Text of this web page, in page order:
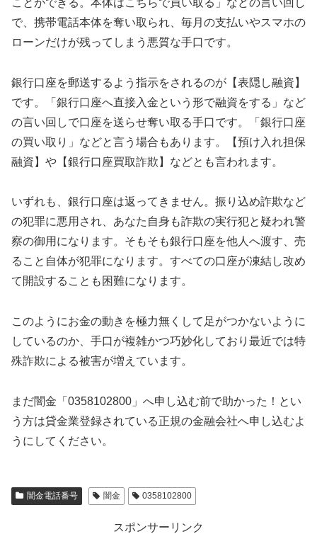
で、携帯電話本体を奪い取られ、毎月の支払いやスマホの
ローンだけが残ってしまう悪質な手口です。
銀行口座を郵送するよう指示をされるのが【表隠し融資】
です。「銀行口座へ直接入金という形で融資をする」など
の言い回しで口座を送らせ奪い取る手口です。「銀行口座
の買い取り」などと言う場合もあります。【預け入れ担保
融資】や【銀行口座買取詐欺】などとも言われます。
いずれも、銀行口座は返ってきません。振り込め詐欺など
の犯罪に悪用され、あなた自身も詐欺の実行犯と疑われ警
察の御用になります。そもそも銀行口座を他人へ渡す、売
ること自体が犯罪になります。すべての口座が凍結し改め
て開設することも困難になります。
このようにお金の動きを極力無くして足がつかないように
しているのか、手口が複雑かつ巧妙化しており最近では特
殊詐欺による被害が増えています。
まだ闇金「0358102800」へ申し込む前で助かった！とい
う方は貸金業登録されている正規の金融会社へ申し込むよ
うにしてください。
闇金電話番号 闇金 0358102800
スポンサーリンク